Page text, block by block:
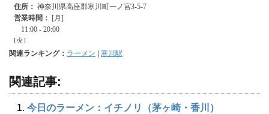
関連ランキング： ラーメン 寒川駅
関連記事:
今日のラーメン：イチノリ（茅ヶ崎・香川）